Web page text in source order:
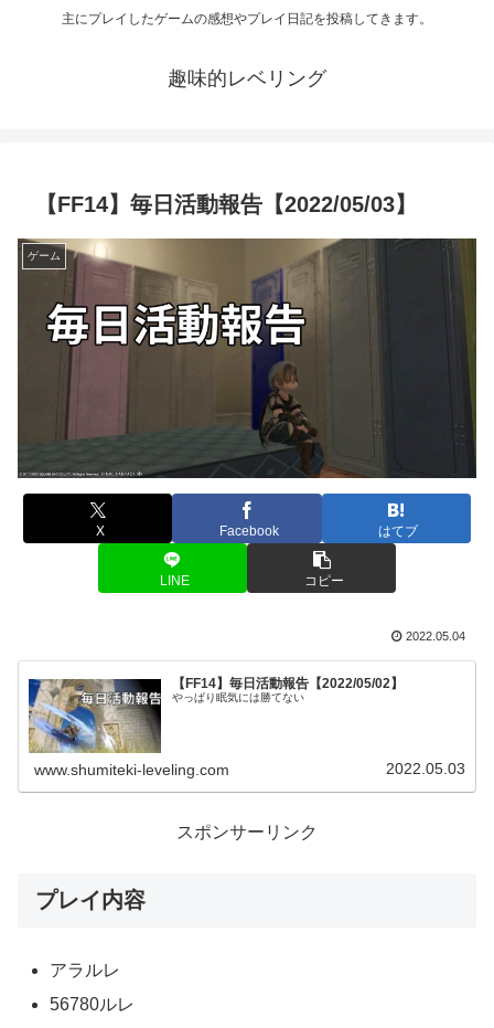
主にプレイしたゲームの感想やプレイ日記を投稿してきます。
趣味的レベリング
【FF14】毎日活動報告【2022/05/03】
ゲーム
X Facebook はてブ
LINE コピー
2022.05.04
【FF14】毎日活動報告【2022/05/02】
やっぱり眠気には勝てない
www.shumiteki-leveling.com 2022.05.03
スポンサーリンク
プレイ内容
アラルレ
56780ルレ